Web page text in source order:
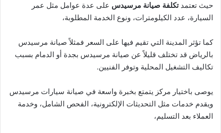
حيث تعتمدتكلفة صيانة مرسيدس على عدة عوامل مثل عمر
السيارة، عدد الكيلومترات، ونوع الخدمة المطلوبة،
كما تؤثر المدينة التي تقيم فيها على السعر فمثلاً صيانة مرسيدس
بالرياض قد تختلف قليلاً عن صيانة مرسيدس بجدة أو الدمام بسبب
تكاليف التشغيل المحلية وتوفر الفنيين.
يوصى باختيار مركز يتمتع بخبرة واسعة في صيانة سيارات مرسيدس
ويقدم خدمات مثل التحديثات الإلكترونية، الفحص الشامل، وخدمة
العملاء بعد التسليم،